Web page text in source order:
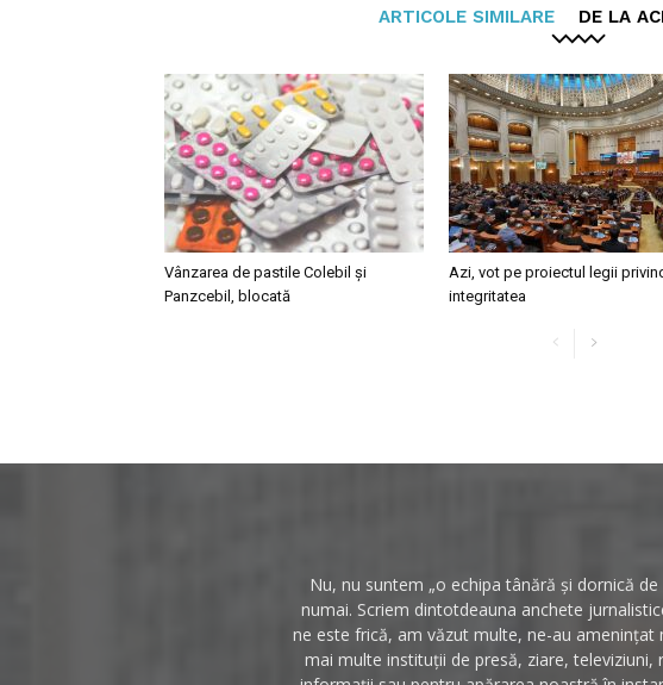
ARTICOLE SIMILARE DE LA
Vânzarea de pastile Colebil și
Panzcebil, blocată
Azi, vot pe proiectul legii
integritatea
Nu, nu suntem „o echipa tânără și dornică
numai. Scriem dintotdeauna anchete
ne este frică, am văzut multe, ne-au
mai multe instituții de presă, ziare,